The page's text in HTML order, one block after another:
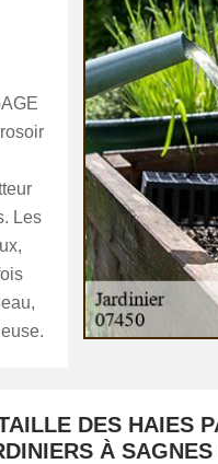
Les
DES HAIES
À SAGNES